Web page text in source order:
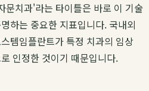
문치과'라는 타이틀은 바로 이 기술
하는 중요한 지표입니다. 국내외
템임플란트가 특정 치과의 임상
인정한 것이기 때문입니다.